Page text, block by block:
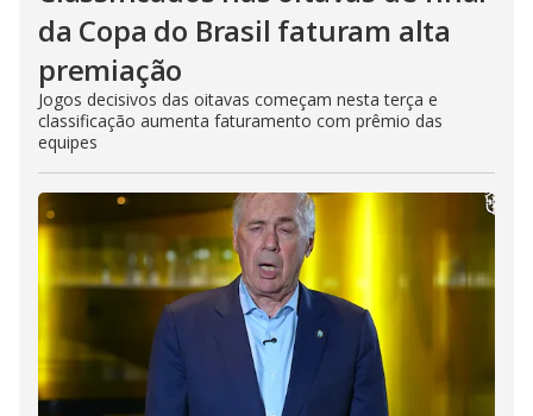
da Copa do Brasil faturam alta
premiação
Jogos decisivos das oitavas começam nesta terça e
classificação aumenta faturamento com prêmio das
equipes